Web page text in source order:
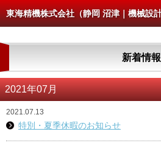
機械設計・製図
コピー・製本・スキャン
新着情報
2021年07月
2021.07.13
特別・夏季休暇のお知らせ